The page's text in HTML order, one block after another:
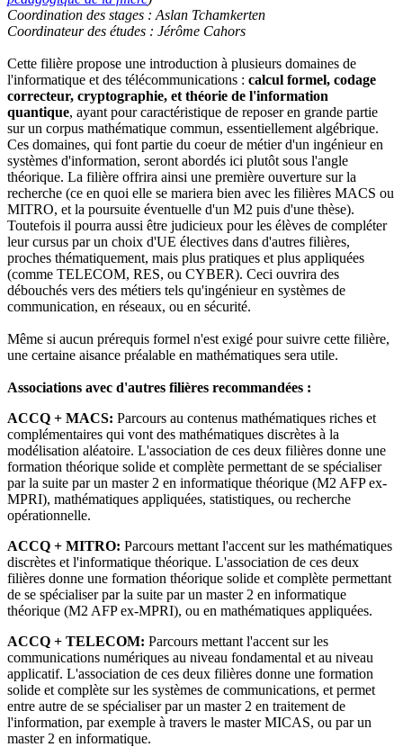
Coordination des stages : Aslan Tchamkerten
Coordinateur des études : Jérôme Cahors
Cette filière propose une introduction à plusieurs domaines de
l'informatique et des télécommunications : calcul formel, codage
correcteur, cryptographie, et théorie de l'information
quantique, ayant pour caractéristique de reposer en grande partie
sur un corpus mathématique commun, essentiellement algébrique.
Ces domaines, qui font partie du coeur de métier d'un ingénieur en
systèmes d'information, seront abordés ici plutôt sous l'angle
théorique. La filière offrira ainsi une première ouverture sur la
recherche (ce en quoi elle se mariera bien avec les filières MACS ou
MITRO, et la poursuite éventuelle d'un M2 puis d'une thèse).
Toutefois il pourra aussi être judicieux pour les élèves de compléter
leur cursus par un choix d'UE électives dans d'autres filières,
proches thématiquement, mais plus pratiques et plus appliquées
(comme TELECOM, RES, ou CYBER). Ceci ouvrira des
débouchés vers des métiers tels qu'ingénieur en systèmes de
communication, en réseaux, ou en sécurité.
Même si aucun prérequis formel n'est exigé pour suivre cette filière,
une certaine aisance préalable en mathématiques sera utile.
Associations avec d'autres filières recommandées :
ACCQ + MACS: Parcours au contenus mathématiques riches et
complémentaires qui vont des mathématiques discrètes à la
modélisation aléatoire. L'association de ces deux filières donne une
formation théorique solide et complète permettant de se spécialiser
par la suite par un master 2 en informatique théorique (M2 AFP ex-
MPRI), mathématiques appliquées, statistiques, ou recherche
opérationnelle.
ACCQ + MITRO: Parcours mettant l'accent sur les mathématiques
discrètes et l'informatique théorique. L'association de ces deux
filières donne une formation théorique solide et complète permettant
de se spécialiser par la suite par un master 2 en informatique
théorique (M2 AFP ex-MPRI), ou en mathématiques appliquées.
ACCQ + TELECOM: Parcours mettant l'accent sur les
communications numériques au niveau fondamental et au niveau
applicatif. L'association de ces deux filières donne une formation
solide et complète sur les systèmes de communications, et permet
entre autre de se spécialiser par un master 2 en traitement de
l'information, par exemple à travers le master MICAS, ou par un
master 2 en informatique.